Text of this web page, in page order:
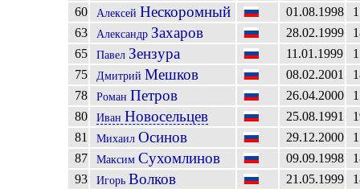
60
Алексей Нескоромный 01.08.1998
63
Александр Захаров 28.02.1999
65
Павел Зензура 11.01.1999
75
Дмитрий Мешков 08.02.2001
78
Роман Петров 26.04.2000
80
Иван Новосельцев 25.08.1991
81
Михаил Осинов 29.12.2000
87
Максим Сухомлинов 09.09.1998
93
Игорь Волков 21.05.1999